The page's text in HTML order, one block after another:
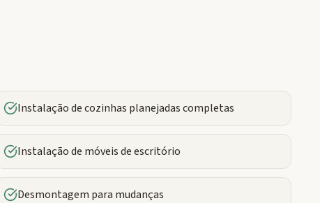
Instalação de cozinhas planejadas completas
Instalação de móveis de escritório
Desmontagem para mudanças